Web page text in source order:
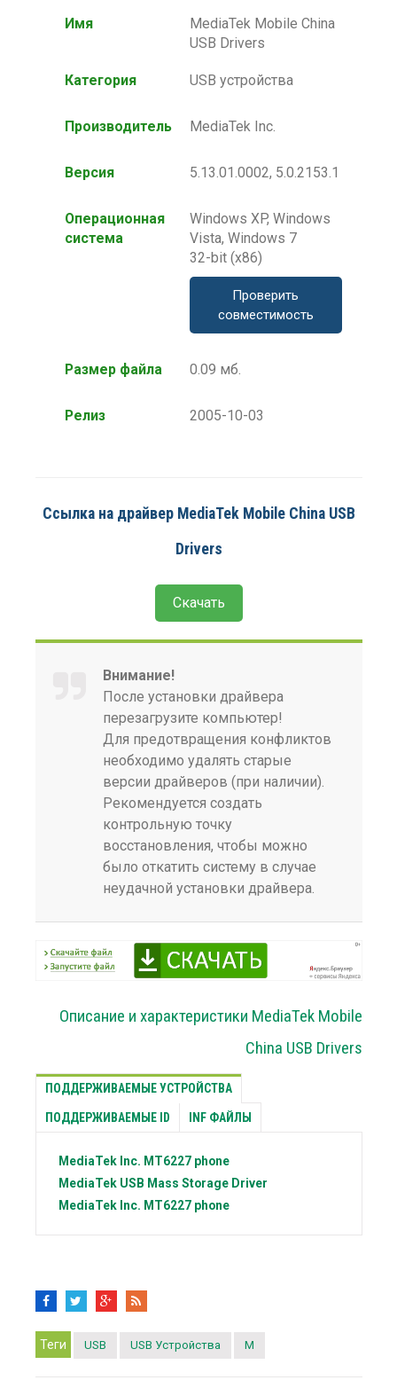
Имя
MediaTek Mobile China
USB Drivers
Категория USB устройства
Производитель MediaTek Inc.
Версия 5.13.01.0002, 5.0.2153.1
Операционная
система
Windows XP, Windows
Vista, Windows 7
32-bit (x86)
Проверить
совместимость
Размер файла 0.09 мб.
Релиз 2005-10-03
Ссылка на драйвер MediaTek Mobile China USB
Drivers
Скачать
Внимание!
После установки драйвера
перезагрузите компьютер!
Для предотвращения конфликтов
необходимо удалять старые
версии драйверов (при наличии).
Рекомендуется создать
контрольную точку
восстановления, чтобы можно
было откатить систему в случае
неудачной установки драйвера.
Описание и характеристики MediaTek Mobile
China USB Drivers
ПОДДЕРЖИВАЕМЫЕ УСТРОЙСТВА
ПОДДЕРЖИВАЕМЫЕ ID INF ФАЙЛЫ
MediaTek Inc. MT6227 phone
MediaTek USB Mass Storage Driver
MediaTek Inc. MT6227 phone
Теги USB USB Устройства M